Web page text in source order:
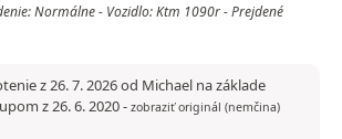
Normálne - Vozidlo: Ktm 1090r - Prejdené
z 26. 7. 2026 od Michael na základe
z 26. 6. 2020- zobraziť originál (nemčina)